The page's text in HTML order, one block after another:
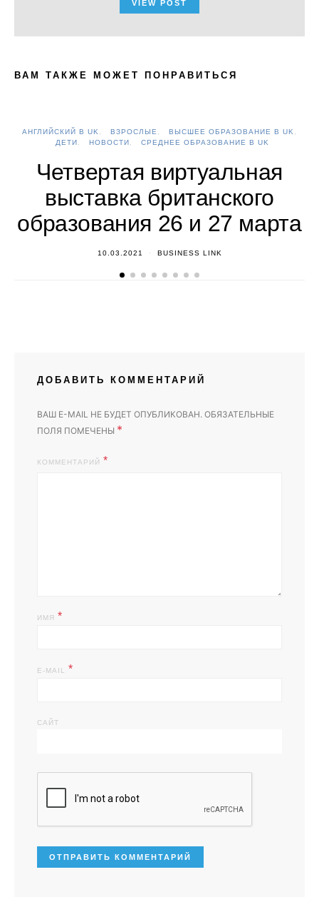
VIEW POST
ВАМ ТАКЖЕ МОЖЕТ ПОНРАВИТЬСЯ
АНГЛИЙСКИЙ В UK ВЗРОСЛЫЕ
ВЫСШЕЕ ОБРАЗОВАНИЕ В UK
ДЕТИ
НОВОСТИ СРЕДНЕЕ ОБРАЗОВАНИЕ В UK
Четвертая виртуальная
выставка британского
образования 26 и 27 марта
10.03.2021 BUSINESS LINK
ДОБАВИТЬ КОММЕНТАРИЙ
ВАШ E-MAIL НЕ БУДЕТ ОПУБЛИКОВАН. ОБЯЗАТЕЛЬНЫЕ
ПОЛЯ ПОМЕЧЕНЫ *
КОММЕНТАРИЙ
ИМЯ *
E-MAIL *
САЙТ